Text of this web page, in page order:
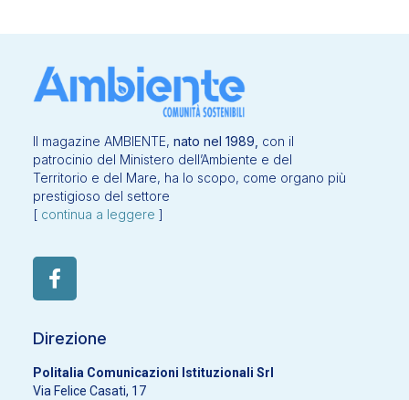
Il magazine AMBIENTE, nato nel 1989, con il
patrocinio del Ministero dell’Ambiente e del
Territorio e del Mare, ha lo scopo, come organo più
prestigioso del settore
[ continua a leggere ]
Direzione
Politalia Comunicazioni Istituzionali Srl
Via Felice Casati, 17